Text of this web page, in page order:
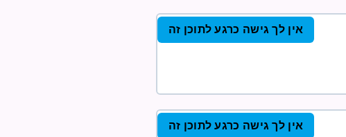
אין לך גישה כרגע לתוכן זה
אין לך גישה כרגע לתוכן זה